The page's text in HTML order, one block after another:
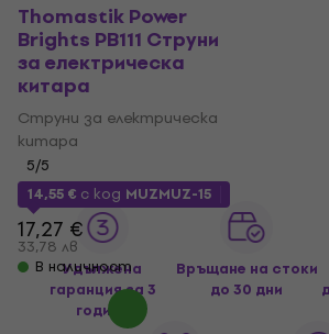
Thomastik Power
Brights PB111 Струни
за електрическа
китара
Струни за електрическа
китара
5/5
14,55 € с код MUZMUZ-15
17,27 €
33,78 лв
В наличност
Удължена
гаранция за 3
години
Връщане на стоки
до 30 дни